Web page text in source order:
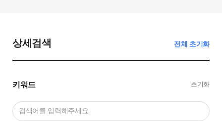
상세검색 전체 초기화
키워드 초기화